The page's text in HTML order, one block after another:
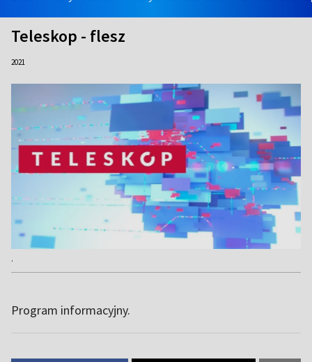
Teleskop - flesz
2021
.
Program informacyjny.